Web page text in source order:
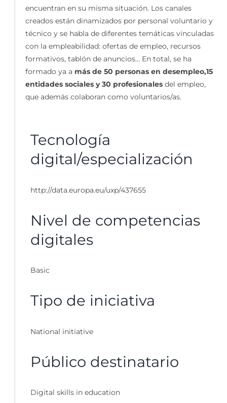
encuentran en su misma situación. Los canales
creados están dinamizados por personal voluntario y
técnico y se habla de diferentes temáticas vinculadas
con la empleabilidad: ofertas de empleo, recursos
formativos, tablón de anuncios… En total, se ha
formado ya a más de 50 personas en desempleo,15
entidades sociales y 30 profesionales del empleo,
que además colaboran como voluntarios/as.
Tecnología
digital/especialización
http://data.europa.eu/uxp/437655
Nivel de competencias
digitales
Basic
Tipo de iniciativa
National initiative
Público destinatario
Digital skills in education